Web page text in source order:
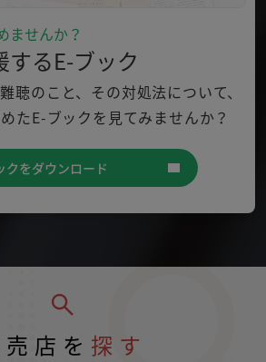
ませんか？
るE-ブック
聴のこと、その対処法について、
たE-ブックを見てみませんか？
クをダウンロード
店を 探す